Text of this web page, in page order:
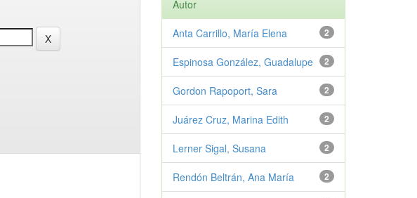
Autor
2
Anta Carrillo, María Elena
2
Espinosa González, Guadalupe
2
Gordon Rapoport, Sara
2
Juárez Cruz, Marina Edith
2
Lerner Sigal, Susana
2
Rendón Beltrán, Ana María